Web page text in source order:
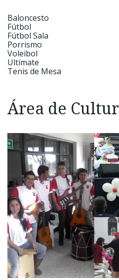
Baloncesto
Fútbol
Fútbol Sala
Porrismo
Voleibol
Ultímate
Tenis de Mesa
Área de